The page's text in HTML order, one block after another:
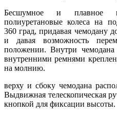
Бесшумное и плавное
полиуретановые колеса на
360 град, придавая чемодану
и давая возможность
положении. Внутри
внутренними ремнями
на молнию.
верху и сбоку чемодана
Выдвижная телескопическая
кнопкой для фиксации высоты.